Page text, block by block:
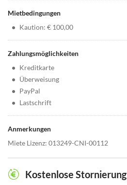
Mietbedingungen
• Kaution: € 100,00
Zahlungsmöglichkeiten
• Kreditkarte
• Überweisung
• PayPal
• Lastschrift
Anmerkungen
Miete Lizenz: 013249-CNI-00112
Kostenlose Stornierung